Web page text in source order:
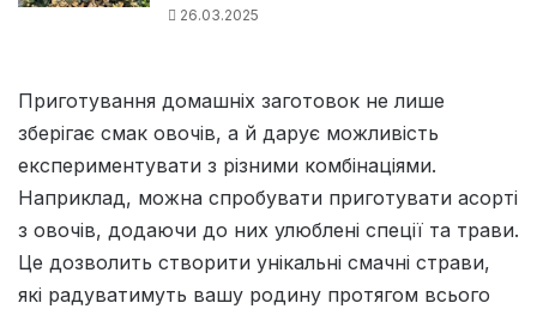
26.03.2025
Приготування домашніх заготовок не лише
зберігає смак овочів, а й дарує можливість
експериментувати з різними комбінаціями.
Наприклад, можна спробувати приготувати асорті
з овочів, додаючи до них улюблені спеції та трави.
Це дозволить створити унікальні смачні страви,
які радуватимуть вашу родину протягом всього